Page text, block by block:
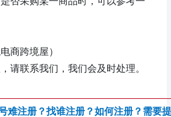
商跨境屋）
请联系我们，我们会及时处理。
难注册？找谁注册？如何注册？需要